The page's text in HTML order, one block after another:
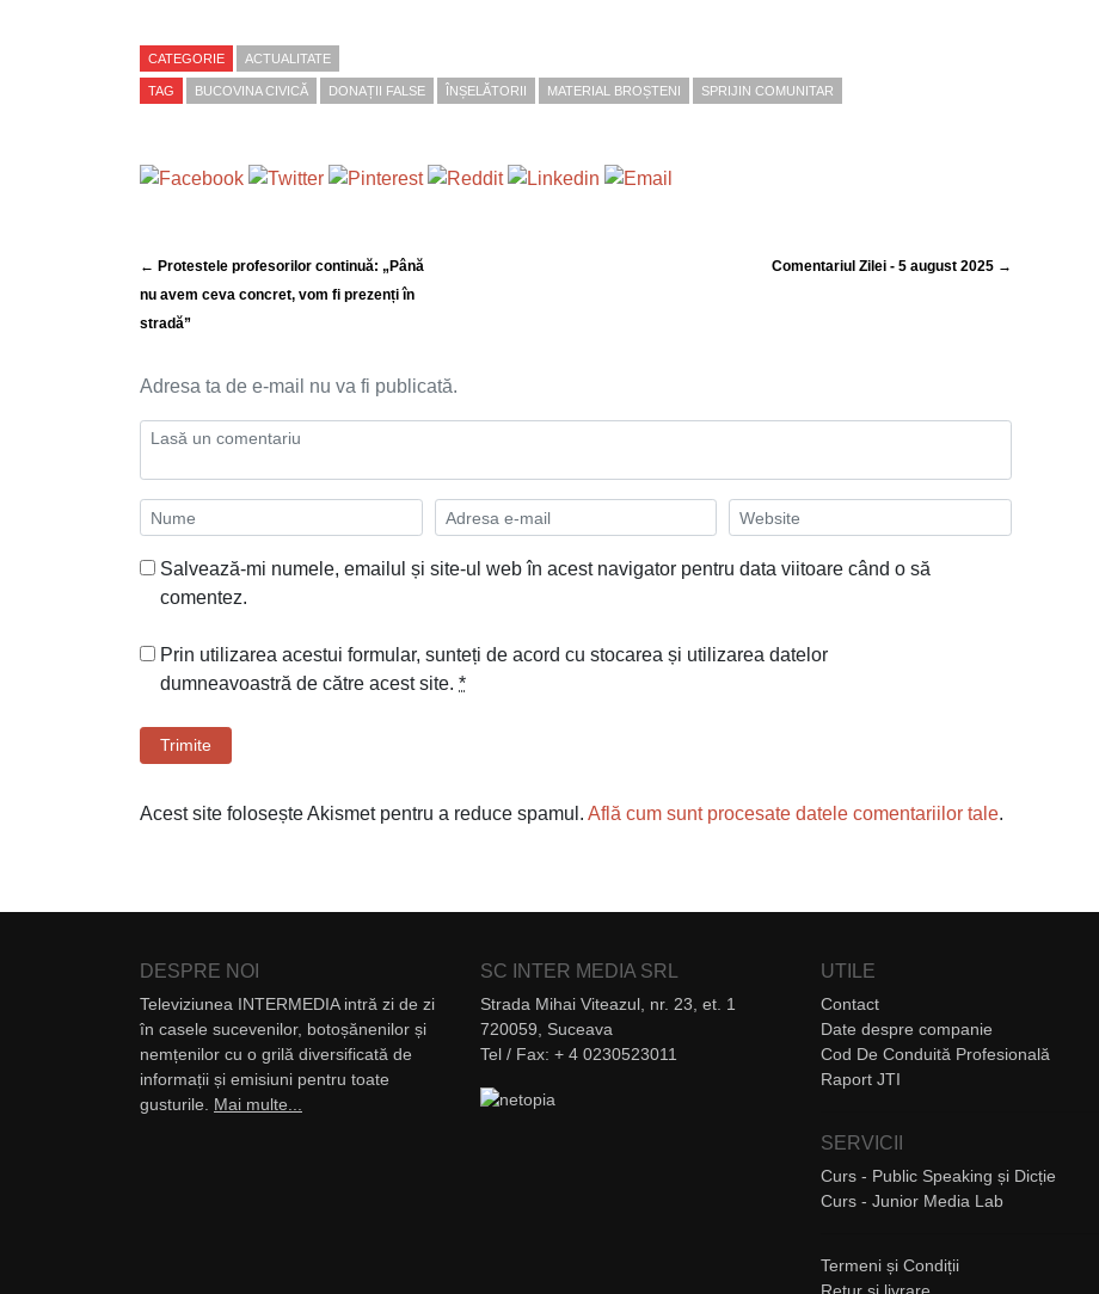
CATEGORIE ACTUALITATE
TAG BUCOVINA CIVICĂ DONAȚII FALSE ÎNȘELĂTORII MATERIAL BROȘTENI SPRIJIN COMUNITAR
← Protestele profesorilor continuă: „Până
nu avem ceva concret, vom fi prezenți în
stradă”
Comentariul Zilei - 5 august 2025 →
Adresa ta de e-mail nu va fi publicată.
Salvează-mi numele, emailul și site-ul web în acest navigator pentru data viitoare când o să
comentez.
Prin utilizarea acestui formular, sunteți de acord cu stocarea și utilizarea datelor
dumneavoastră de către acest site. *
Trimite
Acest site folosește Akismet pentru a reduce spamul. Află cum sunt procesate datele comentariilor tale.
DESPRE NOI
Televiziunea INTERMEDIA intră zi de zi
în casele sucevenilor, botoșănenilor și
nemțenilor cu o grilă diversificată de
informații și emisiuni pentru toate
gusturile. Mai multe...
SC INTER MEDIA SRL
Strada Mihai Viteazul, nr. 23, et. 1
720059, Suceava
Tel / Fax: + 4 0230523011
UTILE
Contact
Date despre companie
Cod De Conduită Profesională
Raport JTI
SERVICII
Curs - Public Speaking și Dicție
Curs - Junior Media Lab
Termeni și Condiții